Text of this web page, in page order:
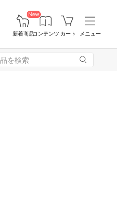
New
新着商品コンテンツ カート メニュー